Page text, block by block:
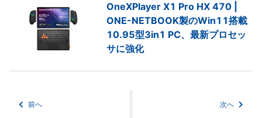
OneXPlayer X1 Pro HX 470 |
ONE-NETBOOK製のWin11搭載
10.95型3in1 PC、最新プロセッ
サに強化
前へ 次へ